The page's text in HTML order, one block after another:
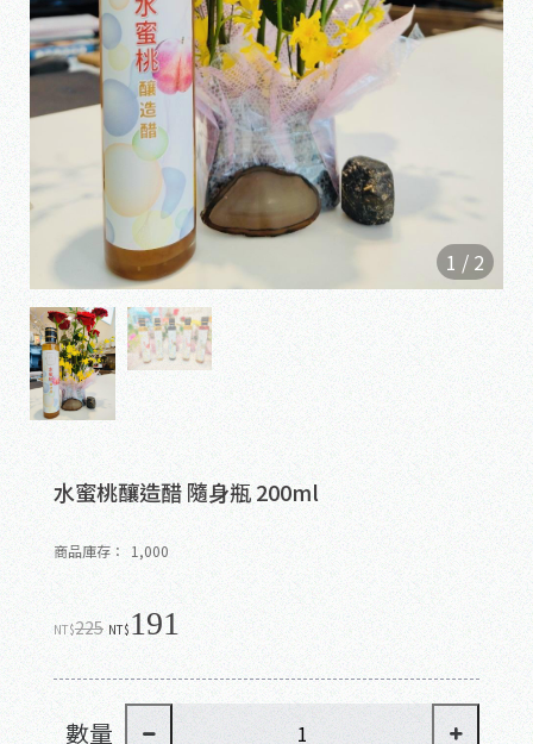
1 / 2
水蜜桃釀造醋 隨身瓶 200ml
商品庫存： 1,000
NT$225 NT$ 191
數量